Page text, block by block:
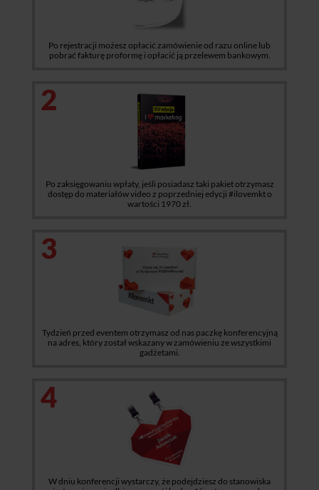
Po rejestracji możesz opłacić zamówienie od razu online lub
pobrać fakturę proformę i opłacić ją przelewem bankowym.
2
Po zaksięgowaniu wpłaty, jeśli posiadasz taki pakiet otrzymasz
dostęp do materiałów video z poprzedniej edycji #ilovemkt o
wartości 1970 zł.
3
Tydzień przed eventem otrzymasz od nas paczkę konferencyjną
na adres, który został wskazany w zamówieniu ze wszystkimi
gadżetami.
4
W dniu konferencji wystarczy, że podejdziesz do stanowiska